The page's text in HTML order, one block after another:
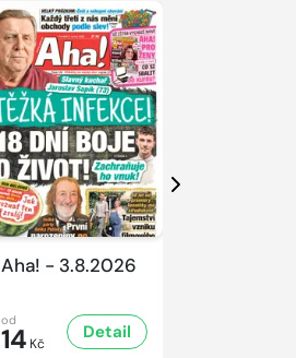
Aha! - 3.8.2026
od
14 Kč
Detail
Další